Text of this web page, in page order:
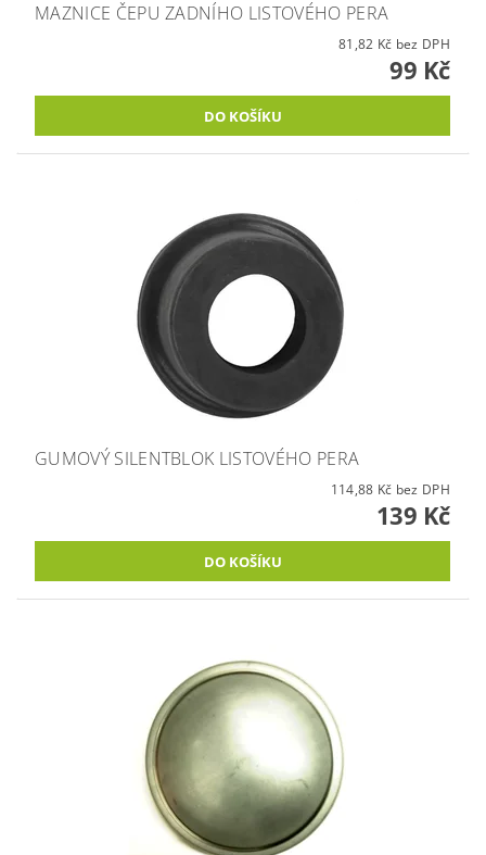
MAZNICE ČEPU ZADNÍHO LISTOVÉHO PERA
81,82 Kč bez DPH
99 Kč
GUMOVÝ SILENTBLOK LISTOVÉHO PERA
114,88 Kč bez DPH
139 Kč